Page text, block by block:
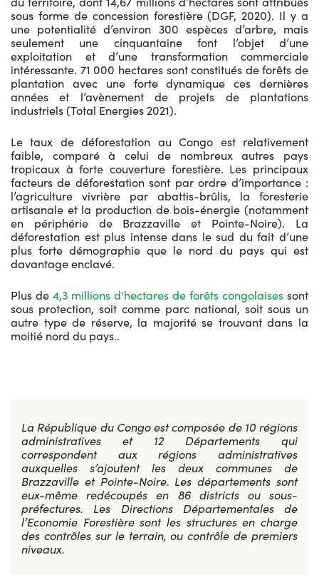
sous forme de concession forestière (DGF, 2020). Il y a
une potentialité d’environ 300 espèces d’arbre, mais
seulement une cinquantaine font l’objet d’une
exploitation et d’une transformation commerciale
intéressante. 71 000 hectares sont constitués de forêts de
plantation avec une forte dynamique ces dernières
années et l’avènement de projets de plantations
industriels (Total Energies 2021).
Le taux de déforestation au Congo est relativement
faible, comparé à celui de nombreux autres pays
tropicaux à forte couverture forestière. Les principaux
facteurs de déforestation sont par ordre d’importance :
l’agriculture vivrière par abattis-brûlis, la foresterie
artisanale et la production de bois-énergie (notamment
en périphérie de Brazzaville et Pointe-Noire). La
déforestation est plus intense dans le sud du fait d’une
plus forte démographie que le nord du pays qui est
davantage enclavé.
Plus de 4,3 millions d'hectares de forêts congolaises sont
sous protection, soit comme parc national, soit sous un
autre type de réserve, la majorité se trouvant dans la
moitié nord du pays..
La République du Congo est composée de 10 régions
administratives et 12 Départements qui
correspondent aux régions administratives
auxquelles s’ajoutent les deux communes de
Brazzaville et Pointe-Noire. Les départements sont
eux-même redécoupés en 86 districts ou sous-
préfectures. Les Directions Départementales de
l’Economie Forestière sont les structures en charge
des contrôles sur le terrain, ou contrôle de premiers
niveaux.